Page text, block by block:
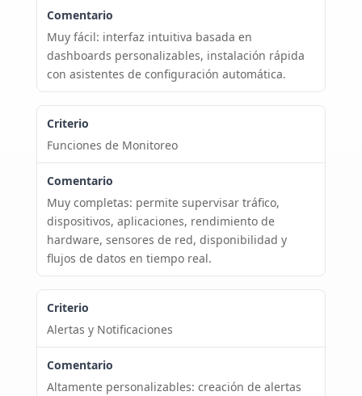
Muy fácil: interfaz intuitiva basada en
dashboards personalizables, instalación rápida
con asistentes de configuración automática.
Funciones de Monitoreo
Muy completas: permite supervisar tráfico,
dispositivos, aplicaciones, rendimiento de
hardware, sensores de red, disponibilidad y
flujos de datos en tiempo real.
Alertas y Notificaciones
Altamente personalizables: creación de alertas